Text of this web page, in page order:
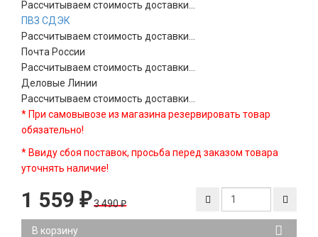
Рассчитываем стоимость доставки...
ПВЗ СДЭК
Рассчитываем стоимость доставки...
Почта России
Рассчитываем стоимость доставки...
Деловые Линии
Рассчитываем стоимость доставки...
* При самовывозе из магазина резервировать товар
обязательно!
* Ввиду сбоя поставок, просьба перед заказом товара
уточнять наличие!
1 559 ₽3 490₽
В корзину